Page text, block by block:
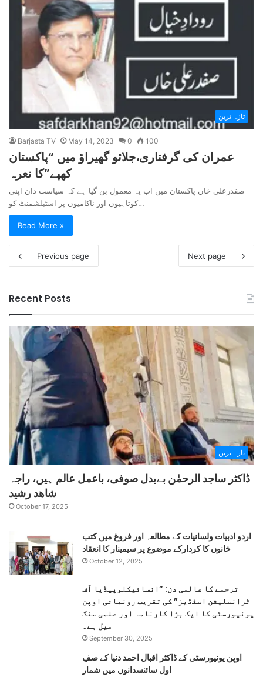
تازہ ترین
Barjasta TV May 14, 2023 0 100
عمران کی گرفتاری،جلائو گھیراؤ میں “پاکستان
کھپے”کا نعرہ
صفدرعلی خاں پاکستان میں اب یہ معمول بن گیا ہے کہ سیاست دان اپنی
کوتاہیوں اور ناکامیوں پر اسٹبلشمنٹ کو…
Read More »
Previous page Next page
Recent Posts
تازہ ترین
ڈاکٹر ساجد الرحمٰن بےبدل صوفی، باعمل عالم ہیں، راجہ
شاھد رشید
October 17, 2025
اردو ادبیات ولسانیات کے مطالعہ اور فروغ میں کتب
خانوں کا کردارکے موضوع پر سیمینار کا انعقاد
October 12, 2025
ترجمے کا عالمی دن: ”انسائیکلوپیڈیا آف
ٹرانسلیشن اسٹڈیز” کی تقریب رونمائی اوپن
یونیورسٹی کا ایک بڑا کارنامہ اور علمی سنگ
میل ہے۔
September 30, 2025
اوپن یونیورسٹی کے ڈاکٹر اقبال احمد دنیا کے صفِ
اول سائنسدانوں میں شمار